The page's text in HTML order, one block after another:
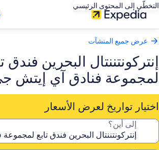
التخطّي إلى المحتوى الرئيسي
عرض جميع المنشآت
إنتركونتننتال البحرين فندق
لمجموعة فنادق آي إيتش
اختيار تواريخ لعرض الأسعار
إلى أين؟